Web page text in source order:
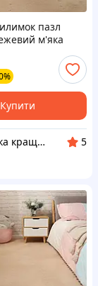
пазл
м'яка
для дітей -
у дитячу
Купити
💙💛🎯 Точка кращих покупок ⚖ ⤵
5